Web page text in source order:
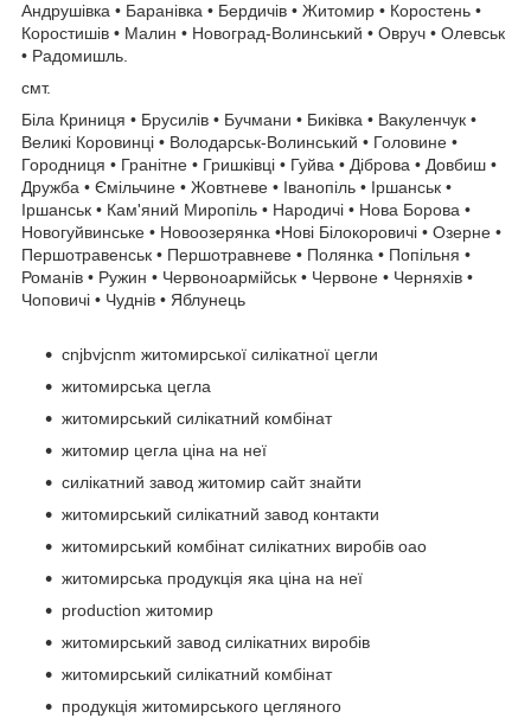
Андрушівка • Баранівка • Бердичів • Житомир • Коростень •
Коростишів • Малин • Новоград-Волинський • Овруч • Олевськ
• Радомишль.
смт.
Біла Криниця • Брусилів • Бучмани • Биківка • Вакуленчук •
Великі Коровинці • Володарськ-Волинський • Головине •
Городниця • Гранітне • Гришківці • Гуйва • Діброва • Довбиш •
Дружба • Ємільчине • Жовтневе • Іванопіль • Іршанськ •
Іршанськ • Кам'яний Миропіль • Народичі • Нова Борова •
Новогуйвинське • Новоозерянка •Нові Білокоровичі • Озерне •
Першотравенськ • Першотравневе • Полянка • Попільня •
Романів • Ружин • Червоноармійськ • Червоне • Черняхів •
Чоповичі • Чуднів • Яблунець
cnjbvjcnm житомирської силікатної цегли
житомирська цегла
житомирський силікатний комбінат
житомир цегла ціна на неї
силікатний завод житомир сайт знайти
житомирський силікатний завод контакти
житомирський комбінат силікатних виробів оао
житомирська продукція яка ціна на неї
production житомир
житомирський завод силікатних виробів
житомирський силікатний комбінат
продукція житомирського цегляного